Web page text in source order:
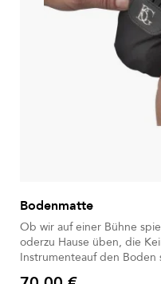
Bodenmatte
Ob wir auf einer Bühne
oderzu Hause üben, die
Instrumenteauf den Boden